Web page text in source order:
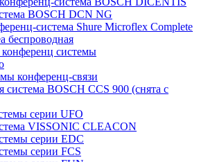
BOSCH DCN NG
система Shure Microflex Complete
беспроводная
системы
конференц-связи
система BOSCH CCS 900 (снята с
серии UFO
VISSONIC CLEACON
серии EDC
серии FCS